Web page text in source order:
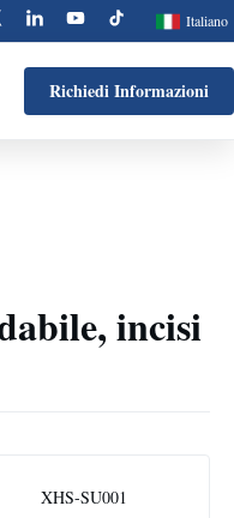
Italiano
Richiedi Informazioni
incisi
XHS-SU001